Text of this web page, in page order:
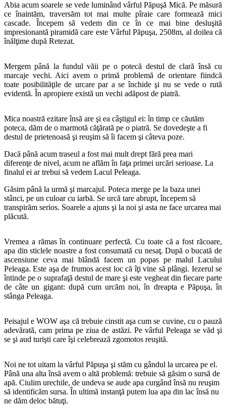
Abia acum soarele se vede luminând vârful Păpuşă Mică. Pe măsură
ce înaintăm, traversăm tot mai multe pîraie care formează mici
cascade. Începem să vedem din ce în ce mai bine desluşită
impresionantă piramidă care este Vârful Păpuşa, 2508m, al doilea că
înălţime după Retezat.
Mergem până la fundul văii pe o potecă destul de clară însă cu
marcaje vechi. Aici avem o primă problemă de orientare fiindcă
toate posibilităţile de urcare par a se închide şi nu se vede o rută
evidentă. În apropiere există un vechi adăpost de piatră.
Mica noastră ezitare însă are şi ea câştigul ei: în timp ce căutăm
poteca, dăm de o marmotă căţărată pe o piatră. Se dovedeşte a fi
destul de prietenoasă şi reuşim să îi facem şi câteva poze.
Dacă până acum traseul a fost mai mult drept fără prea mari
diferenţe de nivel, acum ne aflăm în faţa primei urcări serioase. La
finalul ei ar trebui să vedem Lacul Peleaga.
Găsim până la urmă şi marcajul. Poteca merge pe la baza unei
stânci, pe un culoar cu iarbă. Se urcă tare abrupt, începem să
transpirăm serios. Soarele a ajuns şi la noi şi asta ne face urcarea mai
plăcută.
Vremea a rămas în continuare perfectă. Cu toate că a fost răcoare,
apa din sticlele noastre a fost consumată cu nesaţ. După o bucată de
ascensiune ceva mai blândă facem un popas pe malul Lacului
Peleaga. Este aşa de frumos acest loc că îţi vine să plângi. Iezerul se
întinde pe o suprafaţă destul de mare şi este vegheat din fiecare parte
de câte un gigant: după cum urcăm noi, în dreapta e Păpuşa, în
stânga Peleaga.
Peisajul e WOW aşa că trebuie cinstit aşa cum se cuvine, cu o pauză
adevărată, cam prima pe ziua de astăzi. Pe vârful Peleaga se văd şi
se şi aud turişti care îşi celebrează zgomotos reuşită.
Noi ne tot uitam la vârful Păpuşa şi stăm cu gândul la urcarea pe el.
Până una alta însă avem o altă problemă: trebuie să găsim o sursă de
apă. Ciulim urechile, de undeva se aude apa curgând însă nu reuşim
să identificăm sursa. În ultimă instanţă putem lua apa din lac însă nu
ne dăm deloc bătuţi.